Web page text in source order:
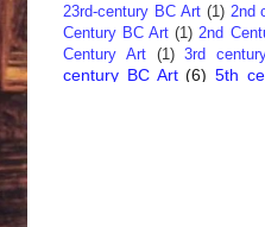
23rd-century BC Art (1) 2nd
Century BC Art (1) 2nd
Century Art
(1) 3rd
century BC Art (6) 5th